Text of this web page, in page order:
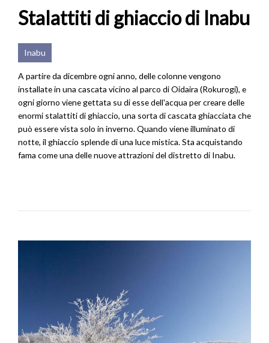
Stalattiti di ghiaccio di Inabu
Inabu
A partire da dicembre ogni anno, delle colonne vengono
installate in una cascata vicino al parco di Oidaira (Rokurogi), e
ogni giorno viene gettata su di esse dell'acqua per creare delle
enormi stalattiti di ghiaccio, una sorta di cascata ghiacciata che
può essere vista solo in inverno. Quando viene illuminato di
notte, il ghiaccio splende di una luce mistica. Sta acquistando
fama come una delle nuove attrazioni del distretto di Inabu.